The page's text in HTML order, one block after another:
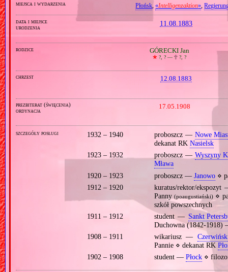
miejsca i wydarzenia Płońsk,«Intelligenzaktion»,
data i miejsce
urodzenia
11.08.1883
rodzice GÓRECKI Jan
🞲 ?, ? — 🕆?, ?
chrzest 12.08.1883
prezbiterat (święcenia)
ordynacja
17.05.1908
szczegóły posługi 1932 – 1940 proboszcz —Nowe
dekanat RK Nasielsk
1923 – 1932
proboszcz — Wyszyny
Mława
1920 – 1923
proboszcz — Janowo⋄
1912 – 1920
kuratus/rektor/
Panny(poaugustiański) ⋄
szkół powszechnych
1911 – 1912
student — Sankt
Duchowna (1842‐1918)
1908 – 1911
wikariusz — Czerwińsk
Pannie ⋄ dekanat RK
1902 – 1908
student — Płock⋄